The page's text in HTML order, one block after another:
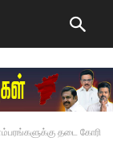
தடை கோரி